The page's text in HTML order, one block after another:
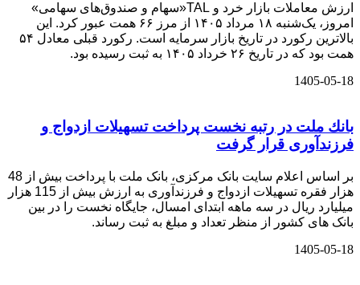
ارزش معاملات بازار خرد و TAL«سهام و صندوق‌های سهامی»
امروز، یک‌شنبه ۱۸ مرداد ۱۴۰۵ از مرز ۶۶ همت عبور کرد. این
بالاترین رکورد در تاریخ بازار سرمایه است. رکورد قبلی معادل ۵۴
همت بود که در تاریخ ۲۶ خرداد ۱۴۰۵ به ثبت رسیده بود.
1405-05-18
بانك ملت در رتبه نخست پرداخت تسهیلات ازدواج و
فرزندآوری قرار گرفت
بر اساس اعلام سایت بانک مرکزی، بانک ملت با پرداخت بیش از 48
هزار فقره تسهیلات ازدواج و فرزندآوری به ارزش بیش از 115 هزار
میلیارد ریال در سه ماهه ابتدای امسال، جایگاه نخست را در بین
بانک های کشور از منظر تعداد و مبلغ به ثبت رساند.
1405-05-18